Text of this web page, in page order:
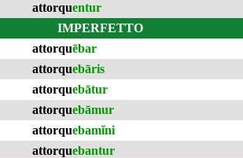
attorquentur
IMPERFETTO
attorquēbar
attorquebāris
attorquebātur
attorquebāmur
attorquebamĭni
attorquebantur